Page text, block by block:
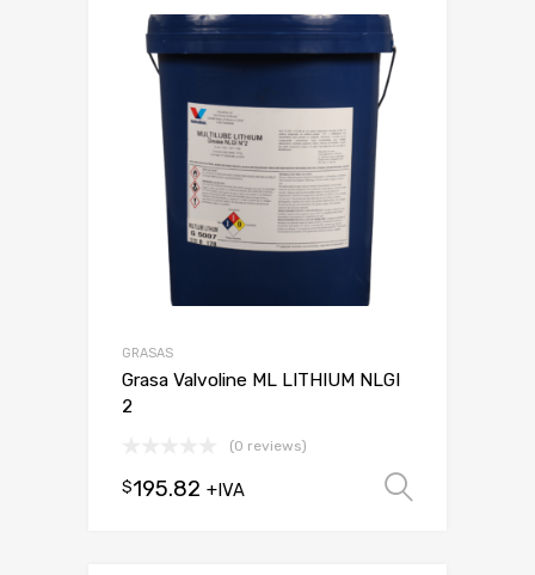
GRASAS
Grasa Valvoline ML LITHIUM NLGI
2
(0 reviews)
$195.82 +IVA